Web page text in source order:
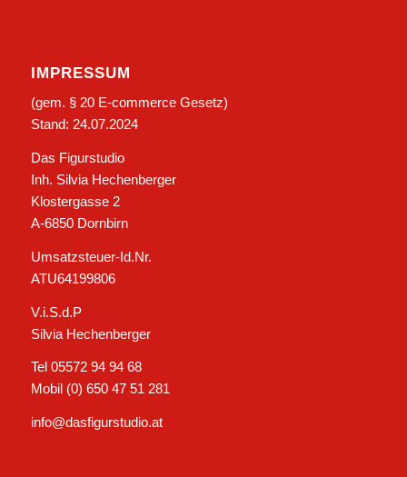
IMPRESSUM
(gem. § 20 E-commerce Gesetz)
Stand: 24.07.2024
Das Figurstudio
Inh. Silvia Hechenberger
Klostergasse 2
A-6850 Dornbirn
Umsatzsteuer-Id.Nr.
ATU64199806
V.i.S.d.P
Silvia Hechenberger
Tel 05572 94 94 68
Mobil (0) 650 47 51 281
info@dasfigurstudio.at